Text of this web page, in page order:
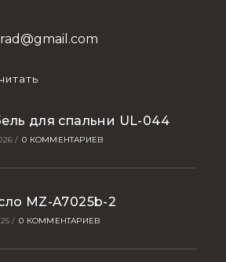
для спальни UL-044
/ 0 КОММЕНТАРИЕВ
MZ-A7025b-2
/ 0 КОММЕНТАРИЕВ